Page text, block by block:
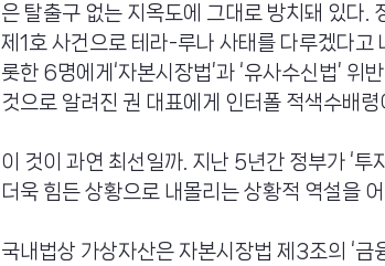
은 탈출구 없는 지옥도에 그대로 방치돼 있다.
제1호 사건으로 테라-루나 사태를 다루겠다고
롯한 6명에게‘자본시장법’과 ‘유사수신법’
것으로 알려진 권 대표에게 인터폴 적색수배
이 것이 과연 최선일까. 지난 5년간 정부가 ‘투
더욱 힘든 상황으로 내몰리는 상황적 역설을
국내법상 가상자산은 자본시장법 제3조의 ‘